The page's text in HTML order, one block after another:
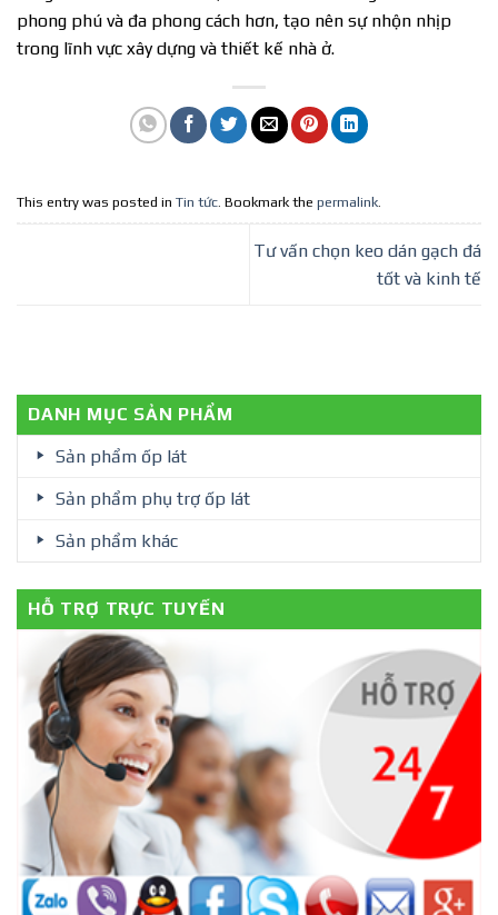
phong phú và đa phong cách hơn, tạo nên sự nhộn nhịp
trong lĩnh vực xây dựng và thiết kế nhà ở.
This entry was posted in Tin tức. Bookmark the permalink.
Tư vấn chọn keo dán gạch đá
tốt và kinh tế
DANH MỤC SẢN PHẨM
Sản phẩm ốp lát
Sản phẩm phụ trợ ốp lát
Sản phẩm khác
HỖ TRỢ TRỰC TUYẾN